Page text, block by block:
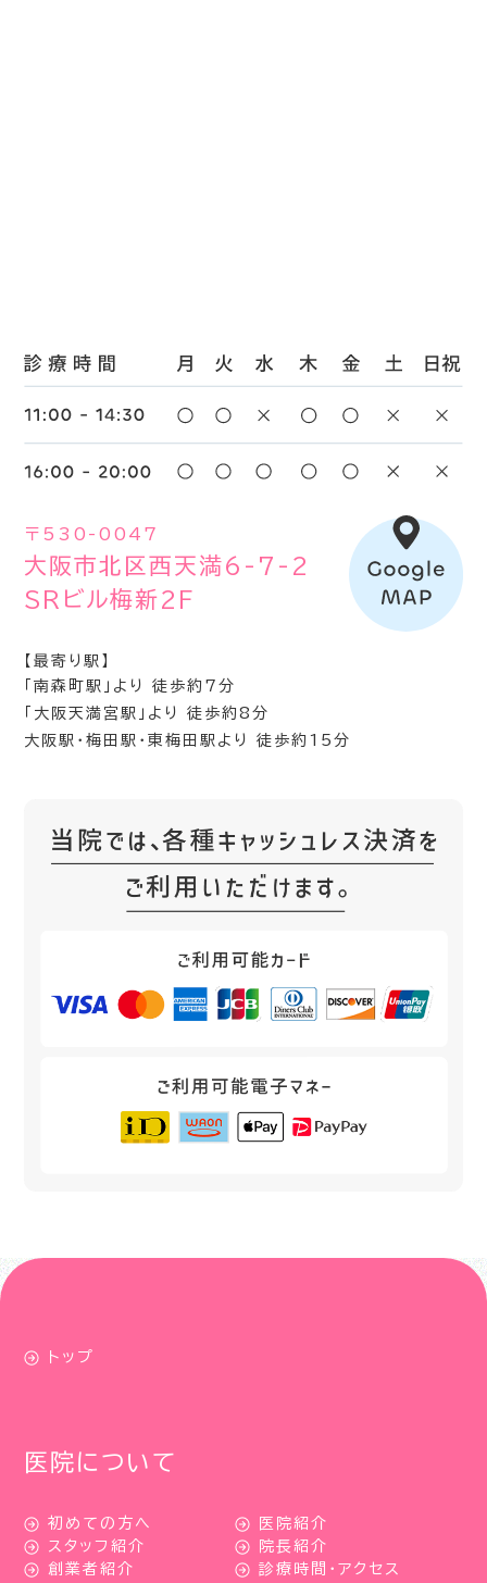
〒530-0047
大阪市北区西天満6-7-2
SRビル梅新2F
【最寄り駅】
「南森町駅」より 徒歩約7分
「大阪天満宮駅」より 徒歩約8分
大阪駅・梅田駅・東梅田駅より 徒歩約15分
トップ
医院について
初めての方へ
医院紹介
スタッフ紹介
院長紹介
創業者紹介
診療時間・アクセス